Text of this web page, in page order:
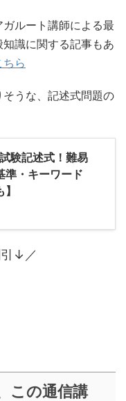
ルート講師による最
識に関する記事もあ
ら
うな、記述式問題の
験記述式！難易
準・キーワード
引↓／
この通信講